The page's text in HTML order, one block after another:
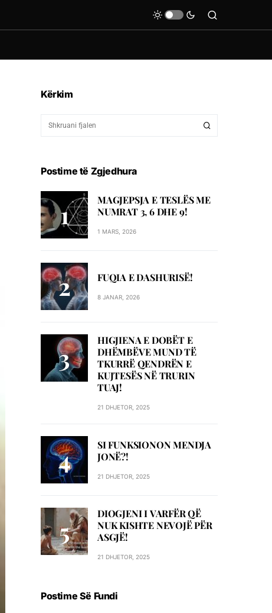
Kërkim
Postime të Zgjedhura
MAGJEPSJA E TESLËS ME
NUMRAT 3, 6 DHE 9!
1 MARS, 2026
FUQIA E DASHURISË!
8 JANAR, 2026
HIGJIENA E DOBËT E
DHËMBËVE MUND TË
TKURRË QENDRËN E
KUJTESËS NË TRURIN
TUAJ!
21 DHJETOR, 2025
SI FUNKSIONON MENDJA
JONË?!
21 DHJETOR, 2025
DIOGJENI I VARFËR QË
NUK KISHTE NEVOJË PËR
ASGJË!
21 DHJETOR, 2025
Postime Së Fundi